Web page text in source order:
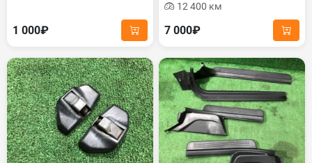
1 000₽
12 400 км
7 000₽